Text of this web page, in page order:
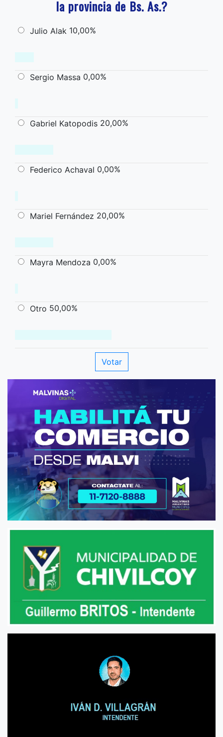
la provincia de Bs. As.?
Julio Alak 10,00%
Sergio Massa 0,00%
Gabriel Katopodis 20,00%
Federico Achaval 0,00%
Mariel Fernández 20,00%
Mayra Mendoza 0,00%
Otro 50,00%